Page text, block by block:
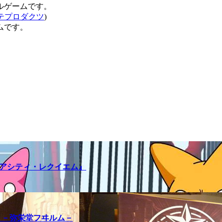
ームです。
プロダクツ)
す。
シティ・レクイエム』
弥栄堂フヰルム－